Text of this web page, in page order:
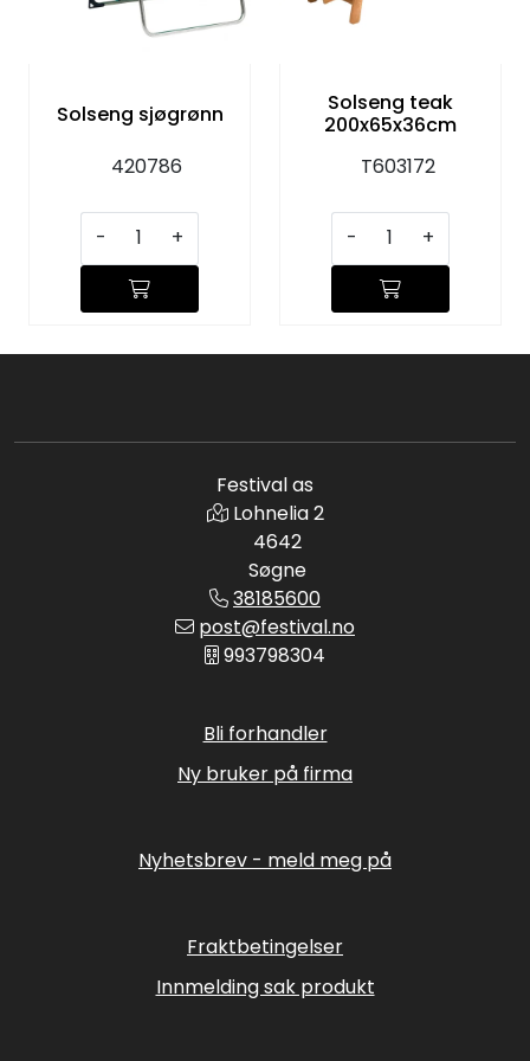
Solseng sjøgrønn
420786
- +
Solseng teak
200x65x36cm
T603172
- +
Festival as
Lohnelia 2
4642
Søgne
38185600
post@festival.no
993798304
Bli forhandler
Ny bruker på firma
Nyhetsbrev - meld meg på
Fraktbetingelser
Innmelding sak produkt
GAVESETT
ACCESSORIES